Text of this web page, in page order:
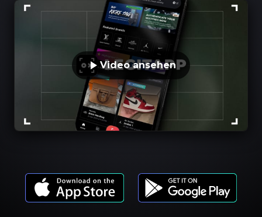
Video ansehen